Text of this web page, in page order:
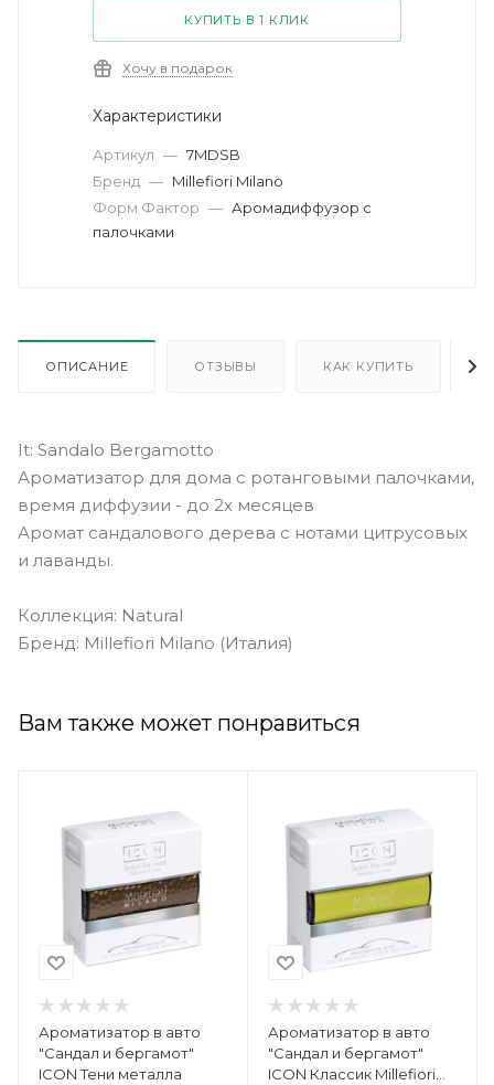
КУПИТЬ В 1 КЛИК
Хочу в подарок
Характеристики
Артикул — 7MDSB
Бренд — Millefiori Milano
Форм Фактор — Аромадиффузор с
палочками
ОПИСАНИЕ ОТЗЫВЫ КАК КУПИТЬ
It: Sandalo Bergamotto
Ароматизатор для дома с ротанговыми палочками,
время диффузии - до 2х месяцев
Аромат сандалового дерева с нотами цитрусовых
и лаванды.
Коллекция: Natural
Бренд: Millefiori Milano (Италия)
Вам также может понравиться
Ароматизатор в авто
"Сандал и бергамот"
ICON Тени металла
Ароматизатор в авто
"Сандал и бергамот"
ICON Классик Millefiori